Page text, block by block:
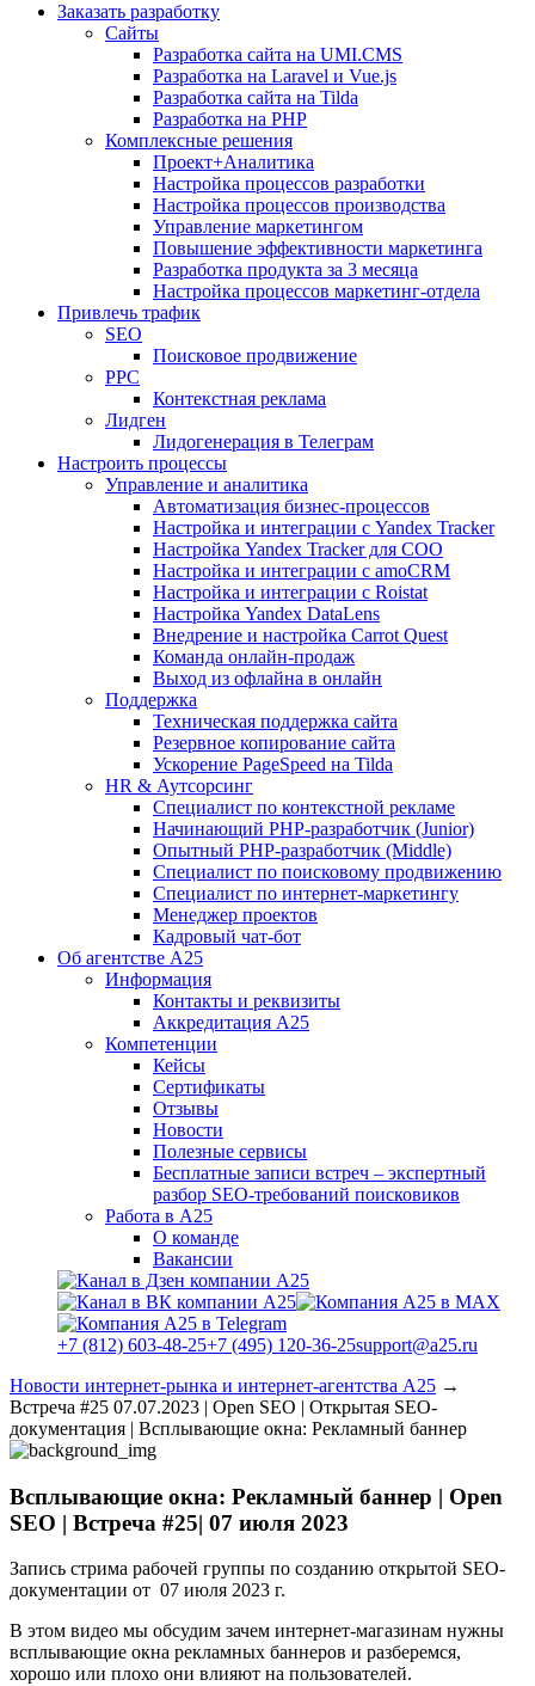
Заказать разработку
Сайты
Разработка сайта на UMI.CMS
Разработка на Laravel и Vue.js
Разработка сайта на Tilda
Разработка на PHP
Комплексные решения
Проект+Аналитика
Настройка процессов разработки
Настройка процессов производства
Управление маркетингом
Повышение эффективности маркетинга
Разработка продукта за 3 месяца
Настройка процессов маркетинг-отдела
Привлечь трафик
SEO
Поисковое продвижение
PPC
Контекстная реклама
Лидген
Лидогенерация в Телеграм
Настроить процессы
Управление и аналитика
Автоматизация бизнес-процессов
Настройка и интеграции с Yandex Tracker
Настройка Yandex Tracker для СОО
Настройка и интеграции с amoCRM
Настройка и интеграции с Roistat
Настройка Yandex DataLens
Внедрение и настройка Carrot Quest
Команда онлайн-продаж
Выход из офлайна в онлайн
Поддержка
Техническая поддержка сайта
Резервное копирование сайта
Ускорение PageSpeed на Tilda
HR & Аутсорсинг
Специалист по контекстной рекламе
Начинающий PHP-разработчик (Junior)
Опытный PHP-разработчик (Middle)
Специалист по поисковому продвижению
Специалист по интернет-маркетингу
Менеджер проектов
Кадровый чат-бот
Об агентстве А25
Информация
Контакты и реквизиты
Аккредитация А25
Компетенции
Кейсы
Сертификаты
Отзывы
Новости
Полезные сервисы
Бесплатные записи встреч – экспертный
разбор SEO-требований поисковиков
Работа в А25
О команде
Вакансии
+7 (812) 603-48-25+7 (495) 120-36-25support@a25.ru
Новости интернет-рынка и интернет-агентства А25 →
Встреча #25 07.07.2023 | Open SEO | Открытая SEO-
документация | Всплывающие окна: Рекламный баннер
Всплывающие окна: Рекламный баннер | Open
SEO | Встреча #25| 07 июля 2023
Запись стрима рабочей группы по созданию открытой SEO-
документации от 07 июля 2023 г.
В этом видео мы обсудим зачем интернет-магазинам нужны
всплывающие окна рекламных баннеров и разберемся,
хорошо или плохо они влияют на пользователей.